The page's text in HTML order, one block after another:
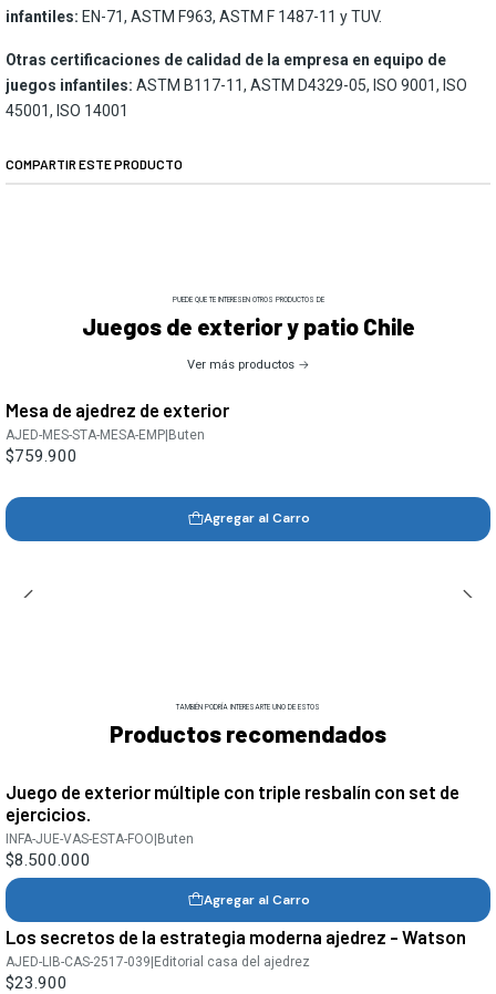
infantiles: EN-71, ASTM F963, ASTM F 1487-11 y TUV.
Otras certificaciones de calidad de la empresa en equipo de
juegos infantiles: ASTM B117-11, ASTM D4329-05, ISO 9001, ISO
45001, ISO 14001
COMPARTIR ESTE PRODUCTO
PUEDE QUE TE INTERESEN OTROS PRODUCTOS DE
Juegos de exterior y patio Chile
Ver más productos
Mesa de ajedrez de exterior
AJED-MES-STA-MESA-EMP|Buten
$759.900
Agregar al Carro
TAMBIÉN PODRÍA INTERESARTE UNO DE ESTOS
Productos recomendados
Juego de exterior múltiple con triple resbalín con set de
ejercicios.
INFA-JUE-VAS-ESTA-FOO|Buten
$8.500.000
Agregar al Carro
Los secretos de la estrategia moderna ajedrez - Watson
AJED-LIB-CAS-2517-039 Editorial casa del ajedrez
$23.900